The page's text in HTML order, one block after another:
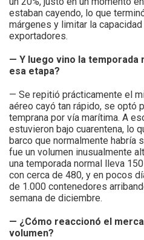
estaban cayendo, lo que
márgenes y limitar la
exportadores.
— Y luego vino la temporada
esa etapa?
— Se repitió prácticamente el
aéreo cayó tan rápido, se optó
temprana por vía marítima. A
estuvieron bajo cuarentena, lo
barco que normalmente habría
fue un volumen inusualmente
una temporada normal lleva
con cerca de 480, y en pocos
de 1.000 contenedores
semana de diciembre.
— ¿Cómo reaccionó el
volumen?